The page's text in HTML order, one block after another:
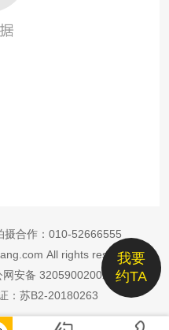
我要
约TA
摄合作： 010-52666555
All rights reserved
网安备 32059002002885号
：苏B2-20180263